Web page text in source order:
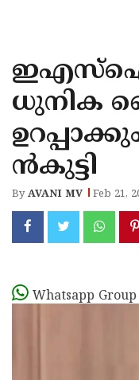
KANNUR
KASARAGOD
ധുനിക
ന്‍കുട്ടി
ByAVANI MV Feb 21,
Whatsapp Group